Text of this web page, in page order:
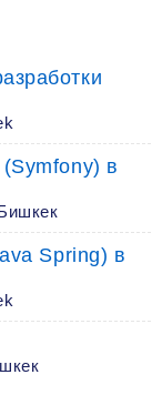
в
Spring) в